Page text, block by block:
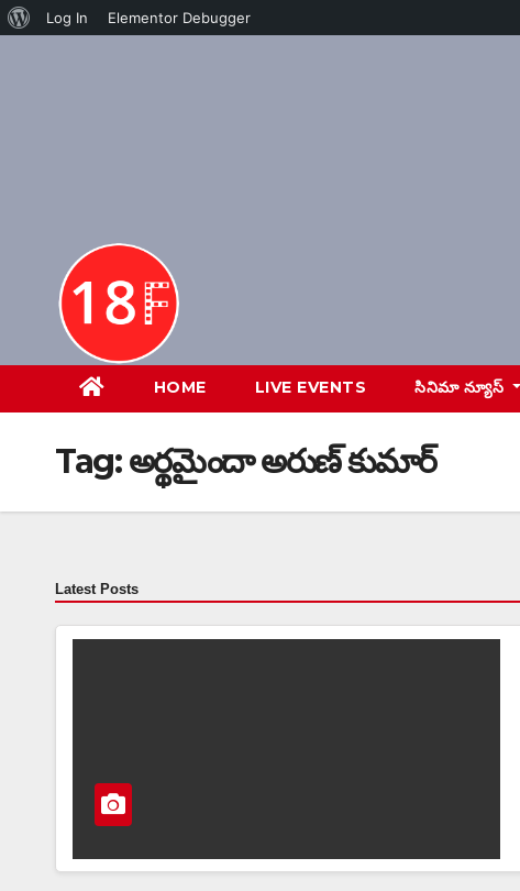
About
Log In Elementor Debugger
HOME LIVE EVENTS సినిమా న్యూస్
Tag:అర్థమైందా అరుణ్ కుమార్
Latest Posts